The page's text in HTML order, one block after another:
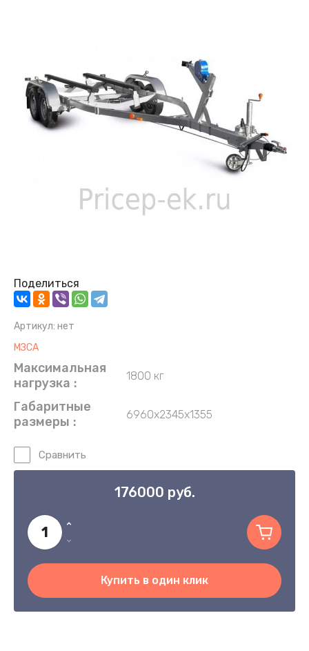
Поделиться
Артикул: нет
МЗСА
Максимальная
нагрузка
1800 кг
Габаритные
размеры
6960х2345х1355
Сравнить
176000 руб.
Купить в один клик